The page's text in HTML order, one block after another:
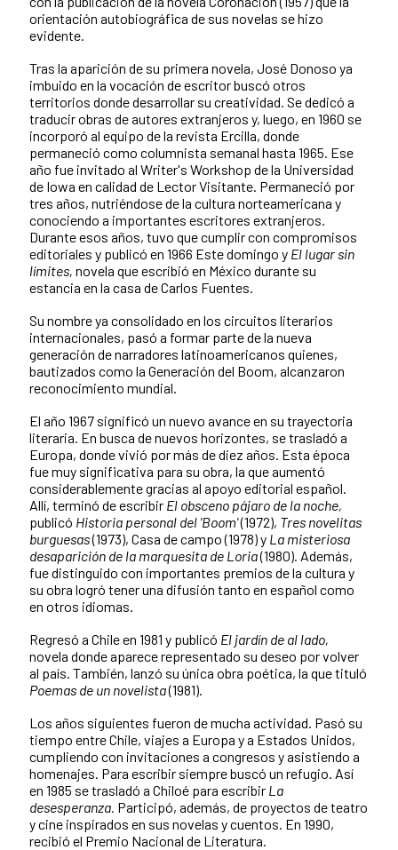
orientación autobiográfica de sus novelas se hizo
evidente.
Tras la aparición de su primera novela, José Donoso ya
imbuido en la vocación de escritor buscó otros
territorios donde desarrollar su creatividad. Se dedicó a
traducir obras de autores extranjeros y, luego, en 1960 se
incorporó al equipo de la revista Ercilla, donde
permaneció como columnista semanal hasta 1965. Ese
año fue invitado al Writer's Workshop de la Universidad
de Iowa en calidad de Lector Visitante. Permaneció por
tres años, nutriéndose de la cultura norteamericana y
conociendo a importantes escritores extranjeros.
Durante esos años, tuvo que cumplir con compromisos
editoriales y publicó en 1966 Este domingo y El lugar sin
límites, novela que escribió en México durante su
estancia en la casa de Carlos Fuentes.
Su nombre ya consolidado en los circuitos literarios
internacionales, pasó a formar parte de la nueva
generación de narradores latinoamericanos quienes,
bautizados como la Generación del Boom, alcanzaron
reconocimiento mundial.
El año 1967 significó un nuevo avance en su trayectoria
literaria. En busca de nuevos horizontes, se trasladó a
Europa, donde vivió por más de diez años. Esta época
fue muy significativa para su obra, la que aumentó
considerablemente gracias al apoyo editorial español.
Allí, terminó de escribir El obsceno pájaro de la noche,
publicó Historia personal del 'Boom'(1972), Tres novelitas
burguesas(1973), Casa de campo (1978) y La misteriosa
desaparición de la marquesita de Loria(1980). Además,
fue distinguido con importantes premios de la cultura y
su obra logró tener una difusión tanto en español como
en otros idiomas.
Regresó a Chile en 1981 y publicó El jardín de al lado,
novela donde aparece representado su deseo por volver
al país. También, lanzó su única obra poética, la que tituló
Poemas de un novelista(1981).
Los años siguientes fueron de mucha actividad. Pasó su
tiempo entre Chile, viajes a Europa y a Estados Unidos,
cumpliendo con invitaciones a congresos y asistiendo a
homenajes. Para escribir siempre buscó un refugio. Así
en 1985 se trasladó a Chiloé para escribir La
desesperanza. Participó, además, de proyectos de teatro
y cine inspirados en sus novelas y cuentos. En 1990,
recibió el Premio Nacional de Literatura.